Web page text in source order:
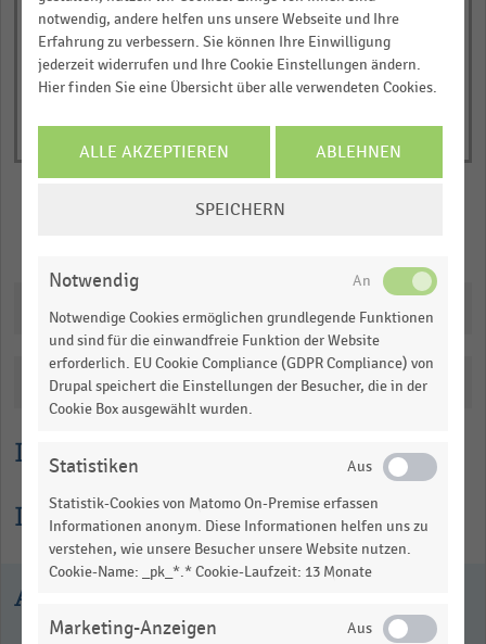
Lesehilfe
Informationen zur Statistik
axis
displaying
Nettoumsatz
in
Range:
View
data
interactive
chart
Downloads
Katalogisierung
Ausgewählte Statistiken
notwendig, andere helfen uns unsere Webseite und Ihre
Erfahrung zu verbessern. Sie können Ihre Einwilligung
jederzeit widerrufen und Ihre Cookie Einstellungen ändern.
Hier finden Sie eine Übersicht über alle verwendeten Cookies.
ALLE AKZEPTIEREN ABLEHNEN
SPEICHERN
Notwendig
Notwendige Cookies ermöglichen grundlegende Funktionen
und sind für die einwandfreie Funktion der Website
erforderlich. EU Cookie Compliance (GDPR Compliance) von
Drupal speichert die Einstellungen der Besucher, die in der
Cookie Box ausgewählt wurden.
Statistiken
Statistik-Cookies von Matomo On-Premise erfassen
Informationen anonym. Diese Informationen helfen uns zu
verstehen, wie unsere Besucher unsere Website nutzen.
Cookie-Name: _pk_*.* Cookie-Laufzeit: 13 Monate
Marketing-Anzeigen